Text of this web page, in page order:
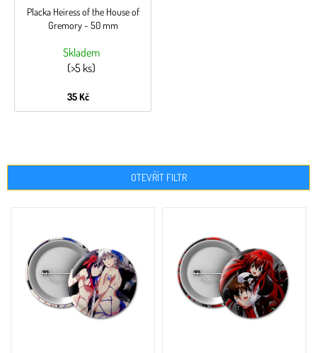
Placka Heiress of the House of
Gremory - 50 mm
Skladem
(>5 ks)
35 Kč
OTEVŘÍT FILTR